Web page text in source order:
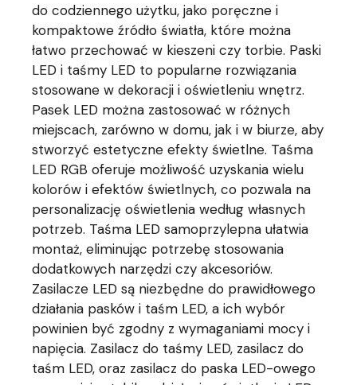
do codziennego użytku, jako poręczne i
kompaktowe źródło światła, które można
łatwo przechować w kieszeni czy torbie. Paski
LED i taśmy LED to popularne rozwiązania
stosowane w dekoracji i oświetleniu wnętrz.
Pasek LED można zastosować w różnych
miejscach, zarówno w domu, jak i w biurze, aby
stworzyć estetyczne efekty świetlne. Taśma
LED RGB oferuje możliwość uzyskania wielu
kolorów i efektów świetlnych, co pozwala na
personalizację oświetlenia według własnych
potrzeb. Taśma LED samoprzylepna ułatwia
montaż, eliminując potrzebę stosowania
dodatkowych narzędzi czy akcesoriów.
Zasilacze LED są niezbędne do prawidłowego
działania pasków i taśm LED, a ich wybór
powinien być zgodny z wymaganiami mocy i
napięcia. Zasilacz do taśmy LED, zasilacz do
taśm LED, oraz zasilacz do paska LED-owego